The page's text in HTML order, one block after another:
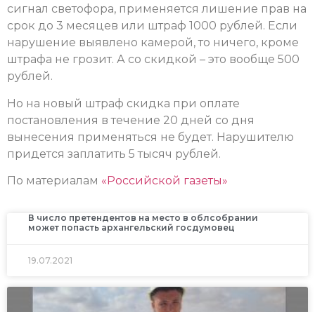
сигнал светофора, применяется лишение прав на
срок до 3 месяцев или штраф 1000 рублей. Если
нарушение выявлено камерой, то ничего, кроме
штрафа не грозит. А со скидкой – это вообще 500
рублей.
Но на новый штраф скидка при оплате
постановления в течение 20 дней со дня
вынесения применяться не будет. Нарушителю
придется заплатить 5 тысяч рублей.
По материалам «Российской газеты»
В число претендентов на место в облсобрании
может попасть архангельский госдумовец
19.07.2021